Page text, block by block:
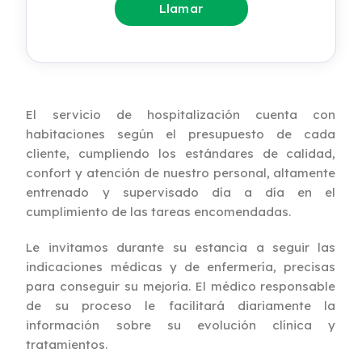
Llamar
El servicio de hospitalización cuenta con
habitaciones según el presupuesto de cada
cliente, cumpliendo los estándares de calidad,
confort y atención de nuestro personal, altamente
entrenado y supervisado día a día en el
cumplimiento de las tareas encomendadas.
Le invitamos durante su estancia a seguir las
indicaciones médicas y de enfermería, precisas
para conseguir su mejoría. El médico responsable
de su proceso le facilitará diariamente la
información sobre su evolución clínica y
tratamientos.